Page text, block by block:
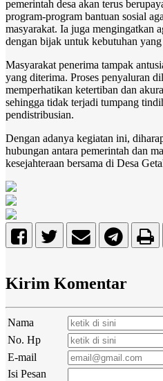
pemerintah desa akan terus
program-program bantuan sosial
masyarakat. Ia juga mengingatkan
dengan bijak untuk kebutuhan
Masyarakat penerima tampak
yang diterima. Proses penyaluran
memperhatikan ketertiban dan
sehingga tidak terjadi tumpang
pendistribusian.
Dengan adanya kegiatan ini,
hubungan antara pemerintah dan
kesejahteraan bersama di Desa
Kirim Komentar
Nama
No. Hp
E-mail
Isi Pesan